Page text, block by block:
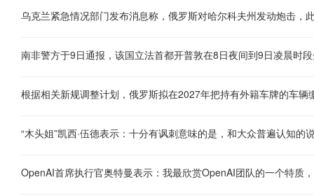
乌克兰紧急情况部门发布消息称，俄罗斯对哈尔科夫州发动炮击，
南非警方于9日通报，该国立法首都开普敦在8日夜间到9日凌晨时